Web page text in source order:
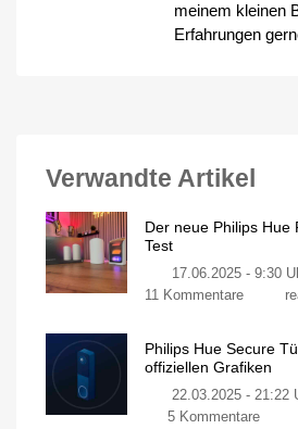
meinem kleinen
Erfahrungen
Verwandte Artikel
Der neue Philips Hue
Test
17.06.2025 - 9:30
11 Kommentarezu
Philips
Hue
Play
Philips Hue Secure
offiziellen Grafiken
22.03.2025 - 21:22
5 Kommentarezu